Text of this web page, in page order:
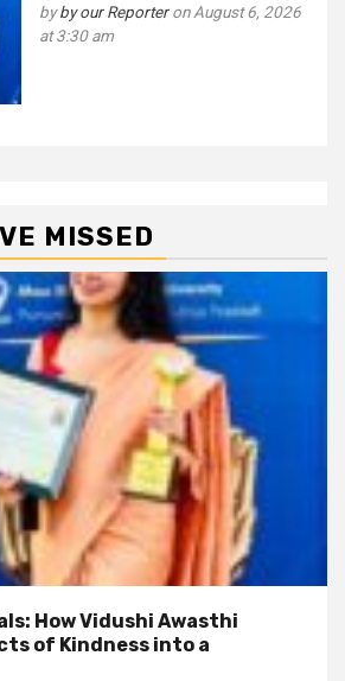
byby our Reporteron August 6, 2026
at 3:30 am
MISSED
How Vidushi Awasthi
of Kindness into a